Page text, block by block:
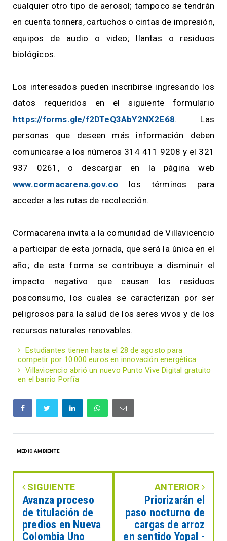
cualquier otro tipo de aerosol; tampoco se tendrán
en cuenta tonners, cartuchos o cintas de impresión,
equipos de audio o video; llantas o residuos
biológicos.
Los interesados pueden inscribirse ingresando los
datos requeridos en el siguiente formulario
https://forms.gle/f2DTeQ3AbY2NX2E68. Las
personas que deseen más información deben
comunicarse a los números 314 411 9208 y el 321
937 0261, o descargar en la página web
www.cormacarena.gov.co
los términos para
acceder a las rutas de recolección.
Cormacarena invita a la comunidad de Villavicencio
a participar de esta jornada, que será la única en el
año; de esta forma se contribuye a disminuir el
impacto negativo que causan los residuos
posconsumo, los cuales se caracterizan por ser
peligrosos para la salud de los seres vivos y de los
recursos naturales renovables.
Estudiantes tienen hasta el 28 de agosto para
competir por 10.000 euros en innovación energética
Villavicencio abrió un nuevo Punto Vive Digital gratuito
en el barrio Porfía
MEDIO AMBIENTE
SIGUIENTE
Avanza proceso
de titulación de
predios en Nueva
Colombia Uno
ANTERIOR
Priorizarán el
paso nocturno de
cargas de arroz
en sentido Yopal -